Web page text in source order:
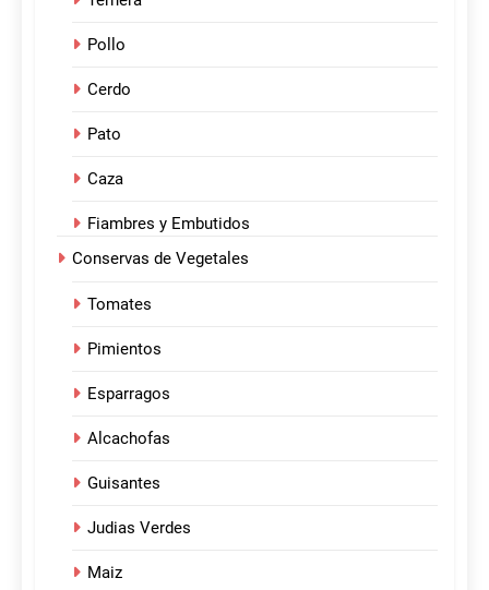
Pollo
Cerdo
Pato
Caza
Fiambres y Embutidos
Conservas de Vegetales
Tomates
Pimientos
Esparragos
Alcachofas
Guisantes
Judias Verdes
Maiz